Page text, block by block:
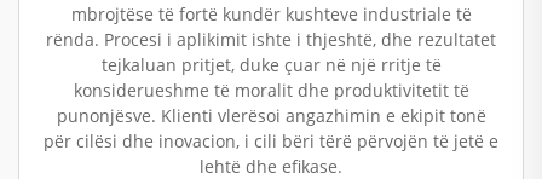
mbrojtëse të fortë kundër kushteve industriale të
rënda. Procesi i aplikimit ishte i thjeshtë, dhe rezultatet
tejkaluan pritjet, duke çuar në një rritje të
konsiderueshme të moralit dhe produktivitetit të
punonjësve. Klienti vlerësoi angazhimin e ekipit tonë
për cilësi dhe inovacion, i cili bëri tërë përvojën të jetë e
lehtë dhe efikase.